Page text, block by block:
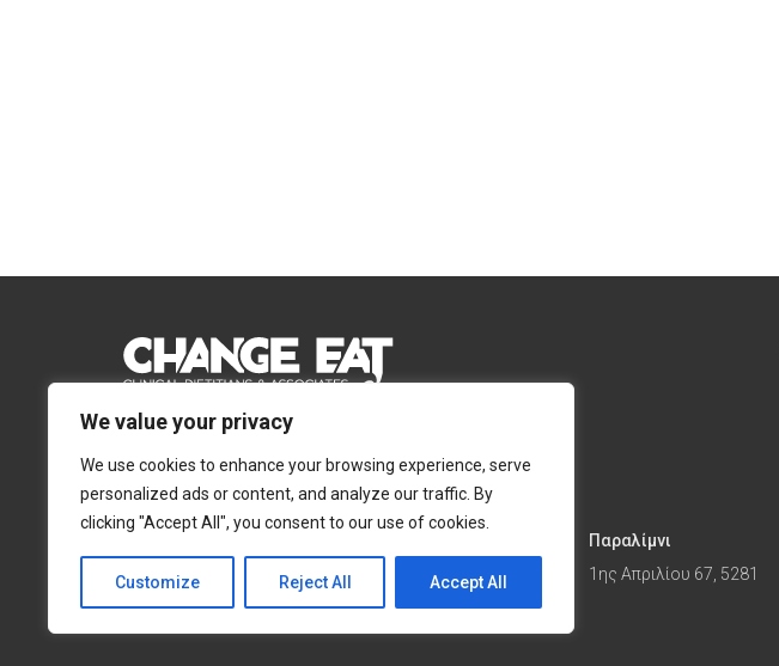
We value your privacy
We use cookies to enhance your browsing experience, serve
personalized ads or content, and analyze our traffic. By
clicking "Accept All", you consent to our use of cookies.
Customize Reject All Accept All
Email:Info@changeeat.com.cy
Telephone: 77 77 77 51
Αγίας Άννας 4, 2054,
Αγίας Φυλάξεως 32,
Παραλίμνι
1ης Απριλίου 67, 5281